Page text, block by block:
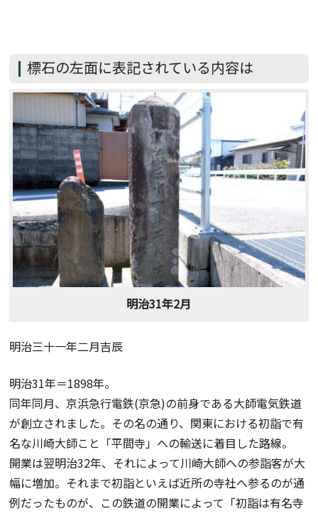
標石の左面に表記されている内容は
明治31年2月
明治三十一年二月吉辰
明治31年＝1898年。
同年同月、京浜急行電鉄(京急)の前身である大師電気鉄道
が創立されました。その名の通り、関東における初詣で有
名な川崎大師こと「平間寺」への輸送に着目した路線。
開業は翌明治32年、それによって川崎大師への参詣客が大
幅に増加。それまで初詣といえば近所の寺社へ参るのが通
例だったものが、この鉄道の開業によって「初詣は有名寺